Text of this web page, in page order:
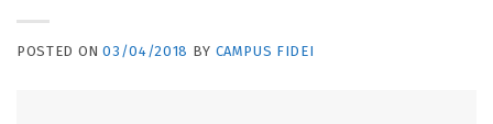
POSTED ON03/04/2018 BY CAMPUS FIDEI